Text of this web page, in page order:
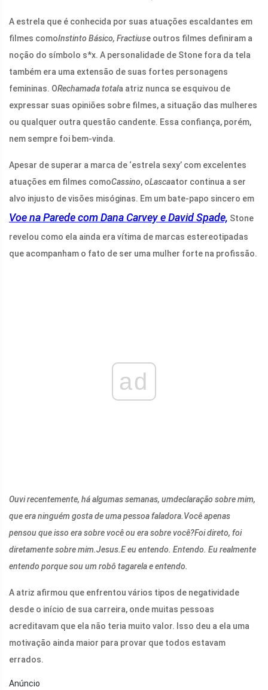
A estrela que é conhecida por suas atuações escaldantes em
filmes comoInstinto Básico, Fractiuse outros filmes definiram a
noção do símbolo s*x. A personalidade de Stone fora da tela
também era uma extensão de suas fortes personagens
femininas. ORechamada totala atriz nunca se esquivou de
expressar suas opiniões sobre filmes, a situação das mulheres
ou qualquer outra questão candente. Essa confiança, porém,
nem sempre foi bem-vinda.
Apesar de superar a marca de ‘estrela sexy’ com excelentes
atuações em filmes comoCassino, oLascaator continua a ser
alvo injusto de visões misóginas. Em um bate-papo sincero em
Voe na Parede com Dana Carvey e David Spade, Stone
revelou como ela ainda era vítima de marcas estereotipadas
que acompanham o fato de ser uma mulher forte na profissão.
ad
Ouvi recentemente, há algumas semanas, umdeclaração sobre mim,
que era ninguém gosta de uma pessoa faladora.Você apenas
pensou que isso era sobre você ou era sobre você?Foi direto, foi
diretamente sobre mim.Jesus.E eu entendo. Entendo. Eu realmente
entendo porque sou um robô tagarela e entendo.
A atriz afirmou que enfrentou vários tipos de negatividade
desde o início de sua carreira, onde muitas pessoas
acreditavam que ela não teria muito valor. Isso deu a ela uma
motivação ainda maior para provar que todos estavam
errados.
Anúncio